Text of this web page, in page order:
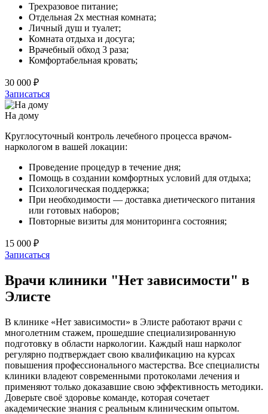
Трехразовое питание;
Отдельная 2х местная комната;
Личный душ и туалет;
Комната отдыха и досуга;
Врачебный обход 3 раза;
Комфортабельная кровать;
30 000 ₽
Записаться
На дому
Круглосуточный контроль лечебного процесса врачом-
наркологом в вашей локации:
Проведение процедур в течение дня;
Помощь в создании комфортных условий для отдыха;
Психологическая поддержка;
При необходимости — доставка диетического питания
или готовых наборов;
Повторные визиты для мониторинга состояния;
15 000 ₽
Записаться
Врачи клиники "Нет зависимости" в
Элисте
В клинике «Нет зависимости» в Элисте работают врачи с
многолетним стажем, прошедшие специализированную
подготовку в области наркологии. Каждый наш нарколог
регулярно подтверждает свою квалификацию на курсах
повышения профессионального мастерства. Все специалисты
клиники владеют современными протоколами лечения и
применяют только доказавшие свою эффективность методики.
Доверьте своё здоровье команде, которая сочетает
академические знания с реальным клиническим опытом.